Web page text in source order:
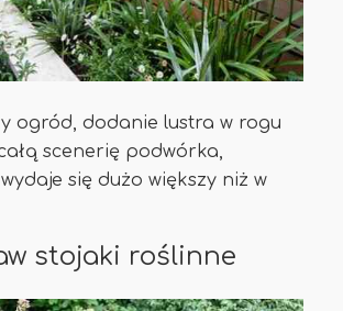
ogród, dodanie lustra w rogu
scenerię podwórka,
się dużo większy niż w
stojaki roślinne